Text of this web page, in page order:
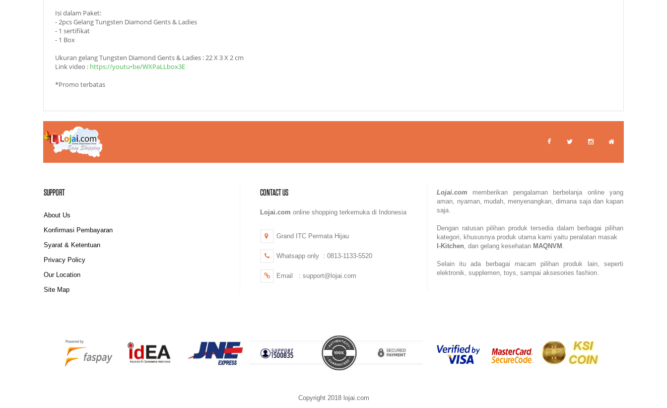
Isi dalam Paket:
- 2pcs Gelang Tungsten Diamond Gents & Ladies
- 1 sertifikat
- 1 Box
Ukuran gelang Tungsten Diamond Gents & Ladies : 22 X 3 X 2 cm
Link video : https://youtu•be/WXPaLLbox3E
*Promo terbatas
SUPPORT
About Us
Konfirmasi Pembayaran
Syarat & Ketentuan
Privacy Policy
Our Location
Site Map
CONTACT US
Lojai.com online shopping terkemuka di Indonesia
Grand ITC Permata Hijau
Whatsapp only : 0813-1133-5520
Email : support@lojai.com
Lojai.com memberikan pengalaman berbelanja online yang
aman, nyaman, mudah, menyenangkan, dimana saja dan kapan
saja.
Dengan ratusan pilihan produk tersedia dalam berbagai pilihan
kategori, khususnya produk utama kami yaitu peralatan masak
I-Kitchen , dan gelang kesehatan MAQNVM
Selain itu ada berbagai macam pilihan produk lain, seperti
elektronik, supplemen, toys, sampai aksesories fashion.
Copyright 2018 lojai.com